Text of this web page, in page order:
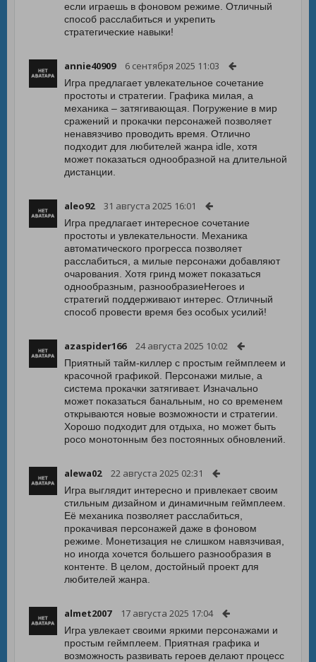
если играешь в фоновом режиме. Отличный
способ расслабиться и укрепить
стратегические навыки!
annie40909 6 сентября 2025 11:03
Игра предлагает увлекательное сочетание
простоты и стратегии. Графика милая, а
механика – затягивающая. Погружение в мир
сражений и прокачки персонажей позволяет
ненавязчиво проводить время. Отлично
подходит для любителей жанра idle, хотя
может показаться однообразной на длительной
дистанции.
aleo92 31 августа 2025 16:01
Игра предлагает интересное сочетание
простоты и увлекательности. Механика
автоматического прогресса позволяет
расслабиться, а милые персонажи добавляют
очарования. Хотя гринд может показаться
однообразным, разнообразиеHeroes и
стратегий поддерживают интерес. Отличный
способ провести время без особых усилий!
azaspider166 24 августа 2025 10:02
Приятный тайм-киллер с простым геймплеем и
красочной графикой. Персонажи милые, а
система прокачки затягивает. Изначально
может показаться банальным, но со временем
открываются новые возможности и стратегии.
Хорошо подходит для отдыха, но может быть
poco монотонным без постоянных обновлений.
alewa02 22 августа 2025 02:31
Игра выглядит интересно и привлекает своим
стильным дизайном и динамичным геймплеем.
Её механика позволяет расслабиться,
прокачивая персонажей даже в фоновом
режиме. Монетизация не слишком навязчивая,
но иногда хочется большего разнообразия в
контенте. В целом, достойный проект для
любителей жанра.
almet2007 17 августа 2025 17:04
Игра увлекает своими яркими персонажами и
простым геймплеем. Приятная графика и
возможность развивать героев делают процесс